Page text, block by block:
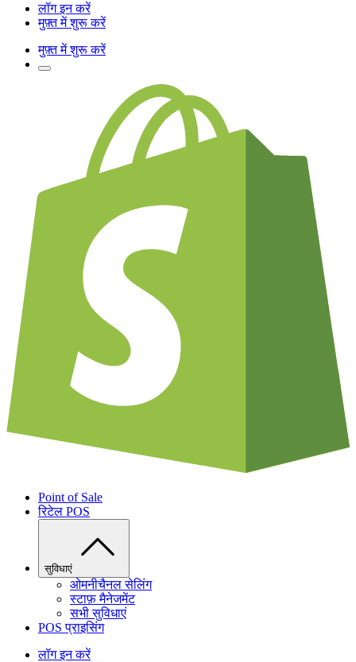
लॉग इन करें
मुफ़्त में शुरू करें
मुफ़्त में शुरू करें
Point of Sale
रिटेल POS
सुविधाएं
ओमनीचैनल सेलिंग
स्टाफ़ मैनेजमेंट
सभी सुविधाएं
POS प्राइसिंग
लॉग इन करें